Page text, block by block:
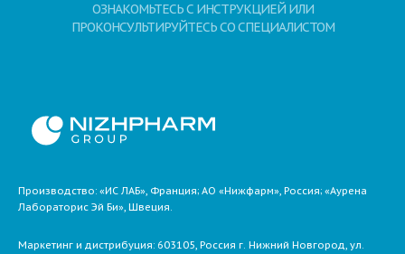
ОЗНАКОМЬТЕСЬ С ИНСТРУКЦИЕЙ ИЛИ
ПРОКОНСУЛЬТИРУЙТЕСЬ СО СПЕЦИАЛИСТОМ
Производство: «ИС ЛАБ», Франция; АО «Нижфарм», Россия; «Аурена
Лабораторис Эй Би», Швеция.
Маркетинг и дистрибуция: 603105, Россия г. Нижний Новгород, ул.